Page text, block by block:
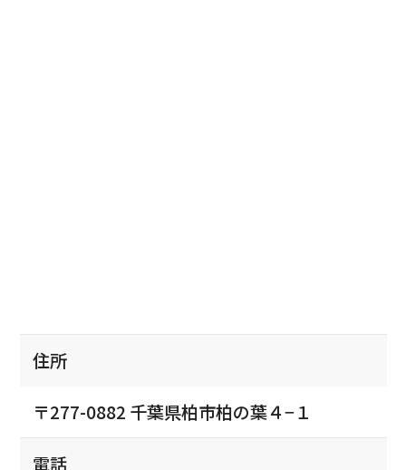
住所
〒277-0882 千葉県柏市柏の葉４−１
電話